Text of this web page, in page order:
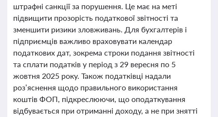
штрафні санкції за порушення. Це має на меті
підвищити прозорість податкової звітності та
зменшити ризики зловживань. Для бухгалтерів і
підприємців важливо враховувати календар
податкових дат, зокрема строки подання звітності
та сплати податків у період з 29 вересня по 5
жовтня 2025 року. Також податківці надали
роз’яснення щодо правильного використання
коштів ФОП, підкреслюючи, що оподаткування
відбувається при отриманні доходу, а не при знятті